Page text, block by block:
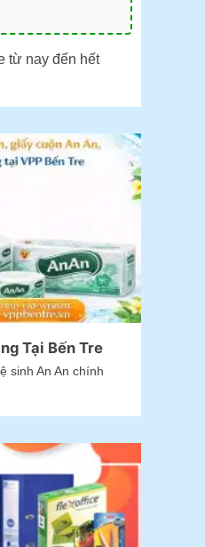
từ nay đến hết
Tại Bến Tre
sinh An An chính